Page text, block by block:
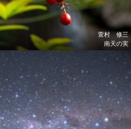
萱村 修三
南天の実